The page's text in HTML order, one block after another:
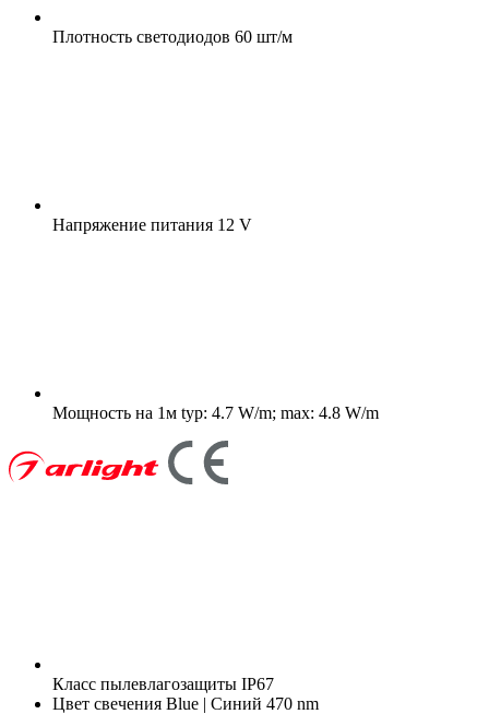
Плотность светодиодов 60 шт/м
Напряжение питания 12 V
Мощность на 1м typ: 4.7 W/m; max: 4.8 W/m
Класс пылевлагозащиты IP67
Цвет свечения Blue | Синий 470 nm